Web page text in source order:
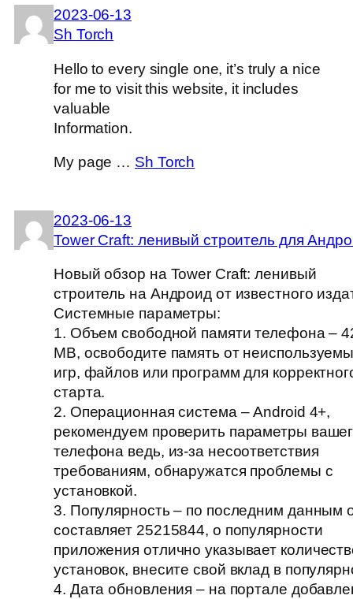
2023-06-13
Sh Torch
Hello to every single one, it’s truly a nice
for me to visit this website, it includes
valuable
Information.
My page … Sh Torch
2023-06-13
Tower Craft: ленивый строитель для
Новый обзор на Tower Craft: ленивый
строитель на Андроид от известного
Системные параметры:
1. Объем свободной памяти телефона –
MB, освободите память от
игр, файлов или программ для
старта.
2. Операционная система – Android 4+,
рекомендуем проверить параметры
телефона ведь, из-за несоответствия
требованиям, обнаружатся проблемы с
установкой.
3. Популярность – по последним данным
составляет 25215844, о популярности
приложения отлично указывает
установок, внесите свой вклад в
4. Дата обновления – на портале